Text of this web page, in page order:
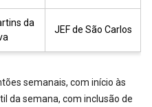
da
JEF de São Carlos
semanais, com início às
da semana, com inclusão de